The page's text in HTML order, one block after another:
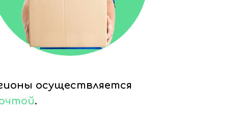
осуществляется
.